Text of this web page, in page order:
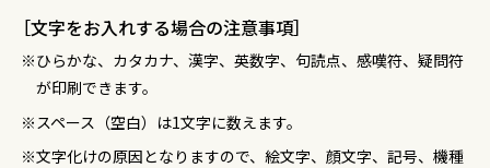
［文字をお入れする場合の注意事項］
ひらかな、カタカナ、漢字、英数字、句読点、感嘆符、疑問符
が印刷できます。
スペース（空白）は1文字に数えます。
文字化けの原因となりますので、絵文字、顔文字、記号、機種